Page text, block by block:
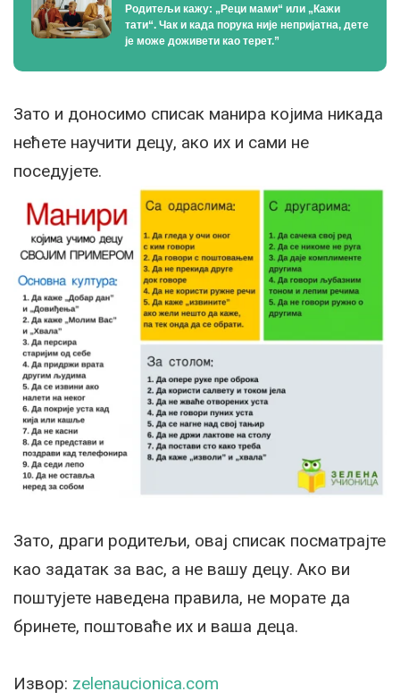
Родитељи кажу: „Реци мами“ или „Кажи
тати“. Чак и када порука није непријатна, дете
је може доживети као терет.”
Зато и доносимо списак манира којима никада
нећете научити децу, ако их и сами не
поседујете.
Зато, драги родитељи, овај списак посматрајте
као задатак за вас, а не вашу децу. Ако ви
поштујете наведена правила, не морате да
бринете, поштоваће их и ваша деца.
Извор: zelenaucionica.com